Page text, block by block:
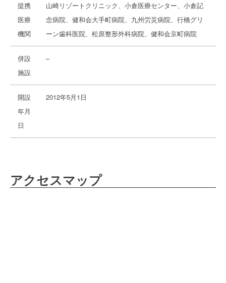
提携
医療
機関
山崎リゾートクリニック、小倉医療センター、小倉記
念病院、健和会大手町病院、九州労災病院、行橋グリ
ーン歯科医院、松原整形外科病院、健和会京町病院
併設
施設
–
開設
年月
日
2012年5月1日
アクセスマップ